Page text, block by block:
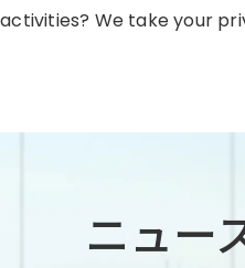
ニュー
We take your